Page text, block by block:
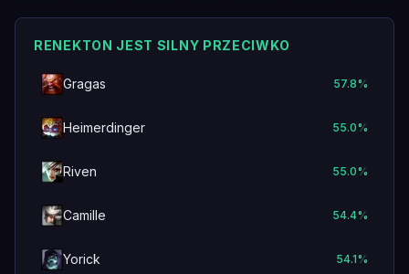
RENEKTON JEST SILNY PRZECIWKO
Gragas 57.8%
Heimerdinger 55.0%
Riven 55.0%
Camille 54.4%
Yorick 54.1%